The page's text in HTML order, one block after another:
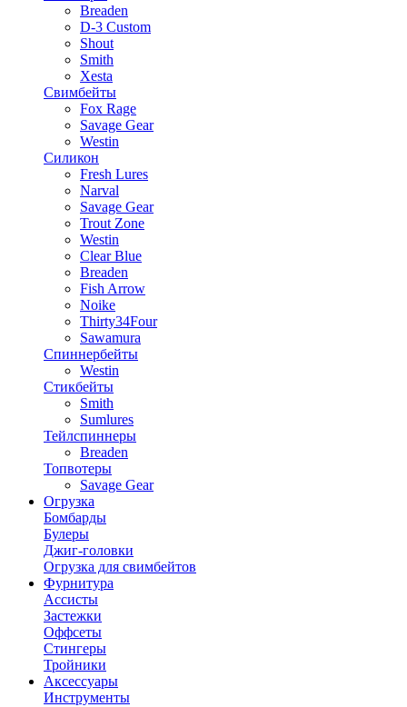
Breaden
D-3 Custom
Shout
Smith
Xesta
Свимбейты
Fox Rage
Savage Gear
Westin
Силикон
Fresh Lures
Narval
Savage Gear
Trout Zone
Westin
Clear Blue
Breaden
Fish Arrow
Noike
Thirty34Four
Sawamura
Спиннербейты
Westin
Стикбейты
Smith
Sumlures
Тейлспиннеры
Breaden
Топвотеры
Savage Gear
Огрузка
Бомбарды
Булеры
Джиг-головки
Огрузка для свимбейтов
Фурнитура
Ассисты
Застежки
Оффсеты
Стингеры
Тройники
Аксессуары
Инструменты